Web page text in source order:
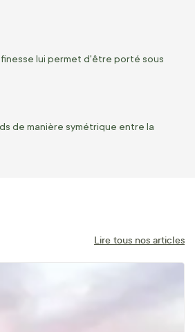
lui permet d'être porté sous
de manière symétrique entre la
Lire tous nos articles